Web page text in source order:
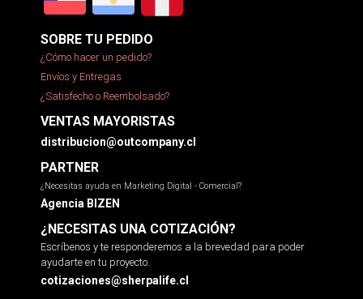
SOBRE TU PEDIDO
¿Cómo hacer un pedido?
Envíos y Entregas
¿Satisfecho o Reembolsado?
VENTAS MAYORISTAS
distribucion@outcompany.cl
PARTNER
¿Necesitas ayuda en Marketing Digital - Comercial?
Agencia BIZEN
¿NECESITAS UNA COTIZACIÓN?
Escríbenos y te responderemos a la brevedad para poder
ayudarte en tu proyecto.
cotizaciones@sherpalife.cl